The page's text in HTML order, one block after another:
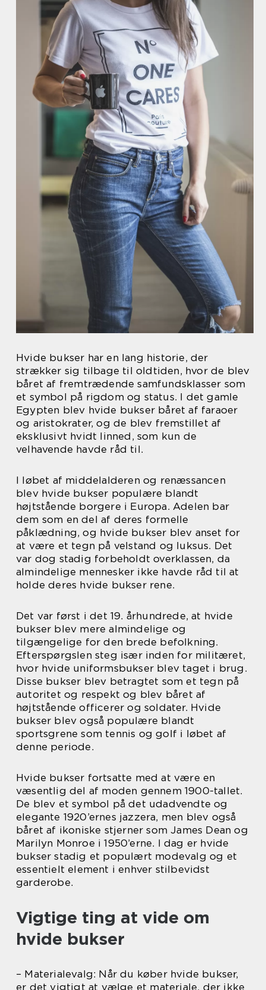
Hvide bukser har en lang historie, der
strækker sig tilbage til oldtiden, hvor de blev
båret af fremtrædende samfundsklasser som
et symbol på rigdom og status. I det gamle
Egypten blev hvide bukser båret af faraoer
og aristokrater, og de blev fremstillet af
eksklusivt hvidt linned, som kun de
velhavende havde råd til.
I løbet af middelalderen og renæssancen
blev hvide bukser populære blandt
højtstående borgere i Europa. Adelen bar
dem som en del af deres formelle
påklædning, og hvide bukser blev anset for
at være et tegn på velstand og luksus. Det
var dog stadig forbeholdt overklassen, da
almindelige mennesker ikke havde råd til at
holde deres hvide bukser rene.
Det var først i det 19. århundrede, at hvide
bukser blev mere almindelige og
tilgængelige for den brede befolkning.
Efterspørgslen steg især inden for militæret,
hvor hvide uniformsbukser blev taget i brug.
Disse bukser blev betragtet som et tegn på
autoritet og respekt og blev båret af
højtstående officerer og soldater. Hvide
bukser blev også populære blandt
sportsgrene som tennis og golf i løbet af
denne periode.
Hvide bukser fortsatte med at være en
væsentlig del af moden gennem 1900-tallet.
De blev et symbol på det udadvendte og
elegante 1920’ernes jazzera, men blev også
båret af ikoniske stjerner som James Dean og
Marilyn Monroe i 1950’erne. I dag er hvide
bukser stadig et populært modevalg og et
essentielt element i enhver stilbevidst
garderobe.
Vigtige ting at vide om
hvide bukser
– Materialevalg: Når du køber hvide bukser,
er det vigtigt at vælge et materiale, der ikke